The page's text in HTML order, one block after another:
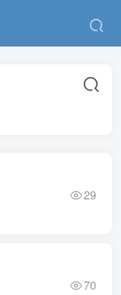
29
70